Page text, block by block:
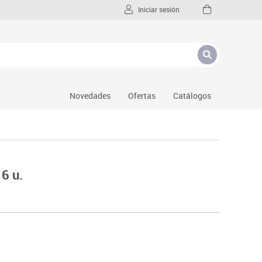
Iniciar sesión
Novedades Ofertas Catálogos
u.